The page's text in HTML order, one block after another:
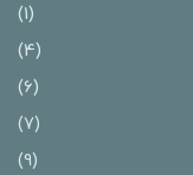
(1)
(4)
(6)
(7)
(9)